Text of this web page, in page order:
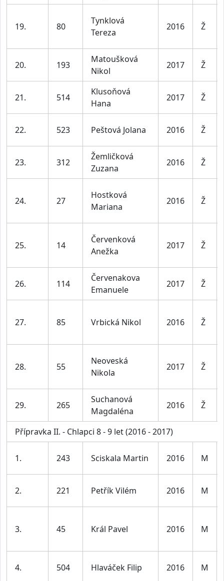
19. 80
Tynklová
Tereza
2016 Ž
20. 193
Matoušková
Nikol
2017 Ž
21. 514
Klusoňová
Hana
2017 Ž
22. 523 Peštová Jolana 2016 Ž
23. 312
Žemličková
Zuzana
2016 Ž
24. 27
Hostková
Mariana
2016 Ž
25. 14
Červenková
Anežka
2017 Ž
26. 114
Červenakova
Emanuele
2017 Ž
27. 85 Vrbická Nikol 2016 Ž
28. 55
Neoveská
Nikola
2017 Ž
29. 265
Suchanová
Magdaléna
2016 Ž
Přípravka II. - Chlapci 8 - 9 let (2016 - 2017)
1. 243 Sciskala Martin 2016 M
2. 221 Petřík Vilém 2016 M
3. 45 Král Pavel 2016 M
4. 504 Hlaváček Filip 2016 M